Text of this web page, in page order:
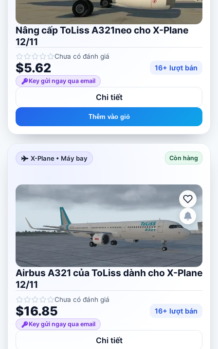
Nâng cấp ToLiss A321neo cho X-Plane
12/11
Chưa có đánh giá
$5.62 16+ lượt bán
Key gửi ngay qua email
Chi tiết
Thêm vào giỏ
X-Plane • Máy bay Còn hàng
Airbus A321 của ToLiss dành cho X-Plane
12/11
Chưa có đánh giá
$16.85 16+ lượt bán
Key gửi ngay qua email
Chi tiết